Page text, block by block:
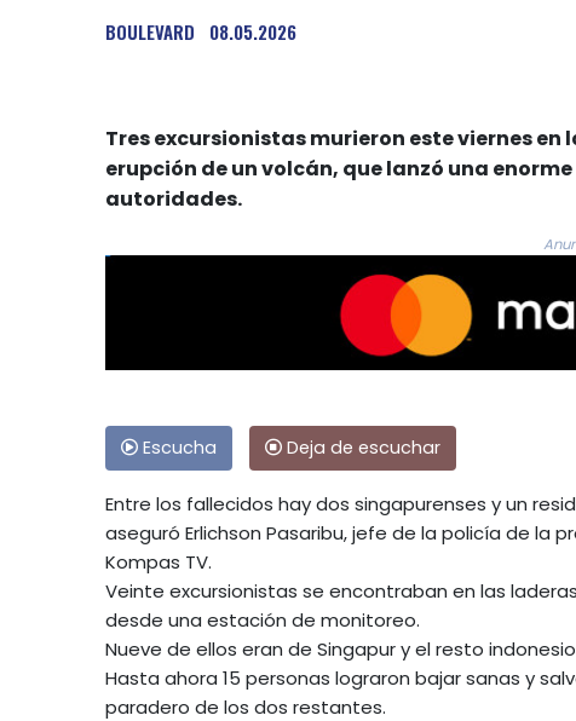
BOULEVARD 08.05.2026
Tres excursionistas murieron este viernes
erupción de un volcán, que lanzó una
autoridades.
Escucha Deja de escuchar
Entre los fallecidos hay dos singapurenses y un
aseguró Erlichson Pasaribu, jefe de la policía de la
Kompas TV.
Veinte excursionistas se encontraban en las
desde una estación de monitoreo.
Nueve de ellos eran de Singapur y el resto
Hasta ahora 15 personas lograron bajar sanas y
paradero de los dos restantes.